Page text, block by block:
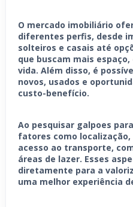
O mercado imobiliário
diferentes perfis, desde
solteiros e casais até
que buscam mais
vida. Além disso, é
novos, usados e
custo-benefício.
Ao pesquisar galpoes
fatores como
acesso ao transporte,
áreas de lazer. Esses
diretamente para a
uma melhor experiência